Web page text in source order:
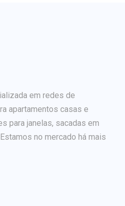
em redes de
apartamentos casas e
para janelas, sacadas em
no mercado há mais